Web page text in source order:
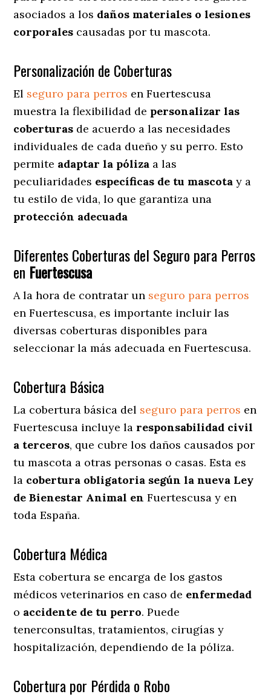
asociados a los daños materiales o lesiones
corporales causadas por tu mascota.
Personalización de Coberturas
El seguro para perros en Fuertescusa
muestra la flexibilidad de personalizar las
coberturas de acuerdo a las necesidades
individuales de cada dueño y su perro. Esto
permite adaptar la póliza a las
peculiaridades específicas de tu mascota y a
tu estilo de vida, lo que garantiza una
protección adecuada
Diferentes Coberturas del Seguro para Perros
en Fuertescusa
A la hora de contratar un seguro para perros
en Fuertescusa, es importante incluir las
diversas coberturas disponibles para
seleccionar la más adecuada en Fuertescusa.
Cobertura Básica
La cobertura básica del seguro para perros en
Fuertescusa incluye la responsabilidad civil
a terceros, que cubre los daños causados por
tu mascota a otras personas o casas. Esta es
la cobertura obligatoria según la nueva Ley
de Bienestar Animal enFuertescusa y en
toda España.
Cobertura Médica
Esta cobertura se encarga de los gastos
médicos veterinarios en caso de enfermedad
o accidente de tu perro. Puede
tenerconsultas, tratamientos, cirugías y
hospitalización, dependiendo de la póliza.
Cobertura por Pérdida o Robo